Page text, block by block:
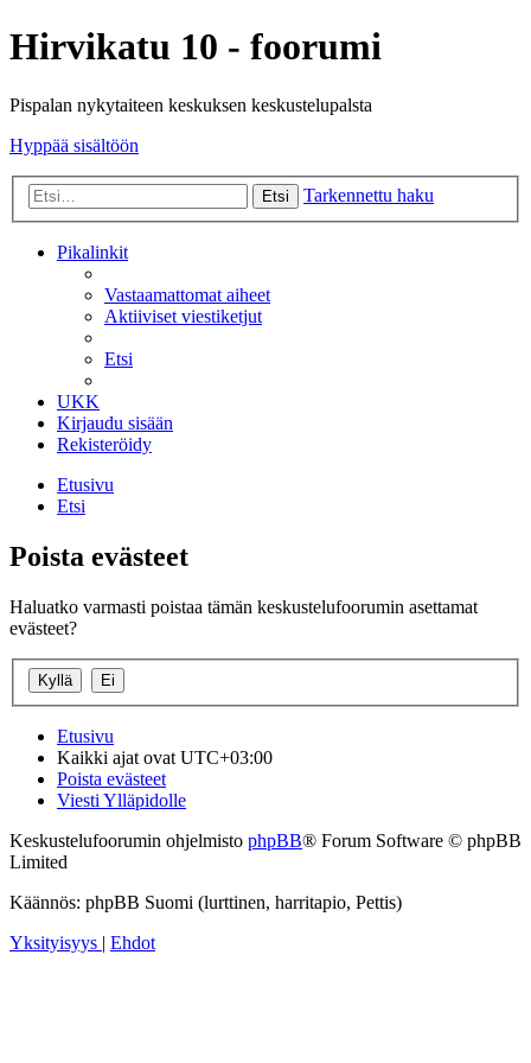
Hirvikatu 10 - foorumi
Pispalan nykytaiteen keskuksen keskustelupalsta
Hyppää sisältöön
Etsi Tarkennettu haku
Pikalinkit
Vastaamattomat aiheet
Aktiiviset viestiketjut
Etsi
UKK
Kirjaudu sisään
Rekisteröidy
Etusivu
Etsi
Poista evästeet
Haluatko varmasti poistaa tämän keskustelufoorumin asettamat
evästeet?
Etusivu
Kaikki ajat ovat UTC+03:00
Poista evästeet
Viesti Ylläpidolle
Keskustelufoorumin ohjelmisto phpBB® Forum Software © phpBB
Limited
Käännös: phpBB Suomi (lurttinen, harritapio, Pettis)
Yksityisyys | Ehdot